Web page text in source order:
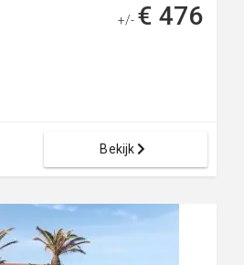
+/- € 476
Bekijk